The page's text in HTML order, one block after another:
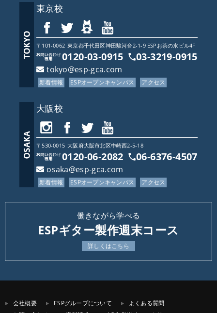
東京校
〒101-0062 東京都千代田区神田駿河台2-1-9 ESPお茶の水ビル4F
0120-03-0915 03-3219-0915
tokyo@esp-gca.com
新着情報 ESPオープンキャンパス アクセス
大阪校
〒530-0015 大阪府大阪市北区中崎西2-5-18
0120-06-2082 06-6376-4507
osaka@esp-gca.com
新着情報 ESPオープンキャンパス アクセス
働きながら学べる
ESPギター製作週末コース
詳しくはこちら
会社概要 ESPグループについて
よくある質問